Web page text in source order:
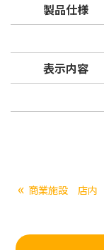
製品仕様
表示内容
« 商業施設 店内